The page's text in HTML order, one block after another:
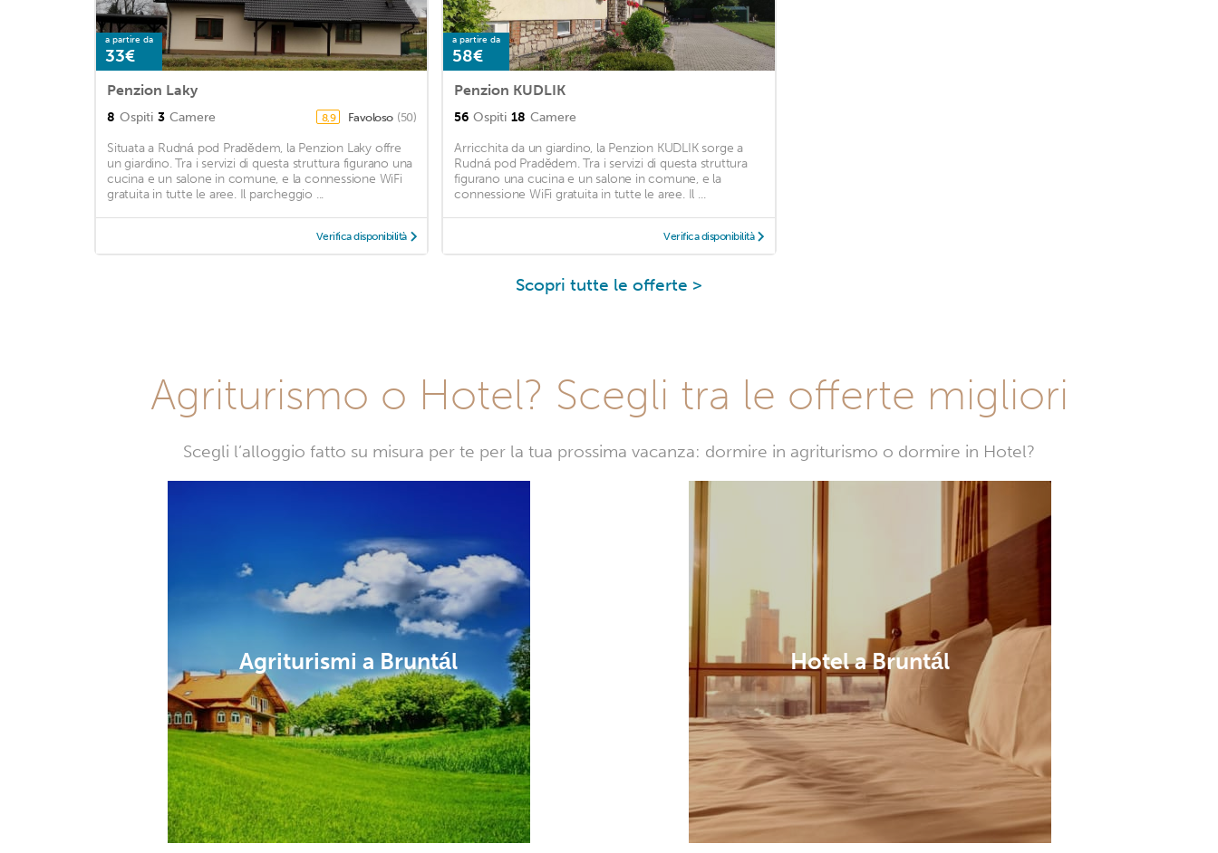
a partire da
33€
Penzion Laky
8 Ospiti 3 Camere 8,9 Favoloso (50)
Situata a Rudná pod Pradědem, la Penzion Laky offre
un giardino. Tra i servizi di questa struttura figurano una
cucina e un salone in comune, e la connessione WiFi
gratuita in tutte le aree. Il parcheggio ...
Verifica disponibilità
a partire da
58€
Penzion KUDLIK
56 Ospiti 18 Camere
Arricchita da un giardino, la Penzion KUDLIK sorge a
Rudná pod Pradědem. Tra i servizi di questa struttura
figurano una cucina e un salone in comune, e la
connessione WiFi gratuita in tutte le aree. Il ...
Verifica disponibilità
Scopri tutte le offerte >
Agriturismo o Hotel? Scegli tra le offerte migliori
Scegli l’alloggio fatto su misura per te per la tua prossima vacanza: dormire in agriturismo o dormire in Hotel?
Agriturismi a Bruntál Hotel a Bruntál